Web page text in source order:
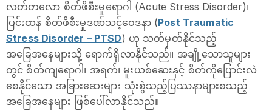
လတ်တလော စိတ်ဖိစီးမှုရောဂါ (Acute Stress Disorder)၊
ပြင်းထန် စိတ်ဖိစီးမှုဒဏ်သင့်ဝေဒနာ (Post Traumatic
Stress Disorder – PTSD) ဟု သတ်မှတ်နိုင်သည့်
အခြေအနေများသို့ ရောက်ရှိလာနိုင်သည်။ အချို့သောသူများ
တွင် စိတ်ကျရောဂါ၊ အရက်၊ မူးယစ်ဆေးနှင့် စိတ်ကိုပြောင်းလဲ
စေနိုင်သော အခြားဆေးများ သုံးစွဲသည့်ပြဿနာများစသည့်
အခြေအနေများ ဖြစ်ပေါ်လာနိုင်သည်။